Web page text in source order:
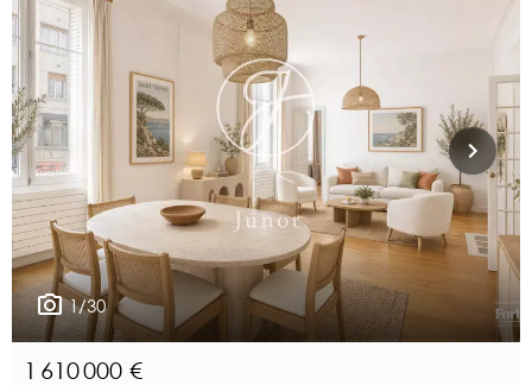
1/30
1 610 000 €